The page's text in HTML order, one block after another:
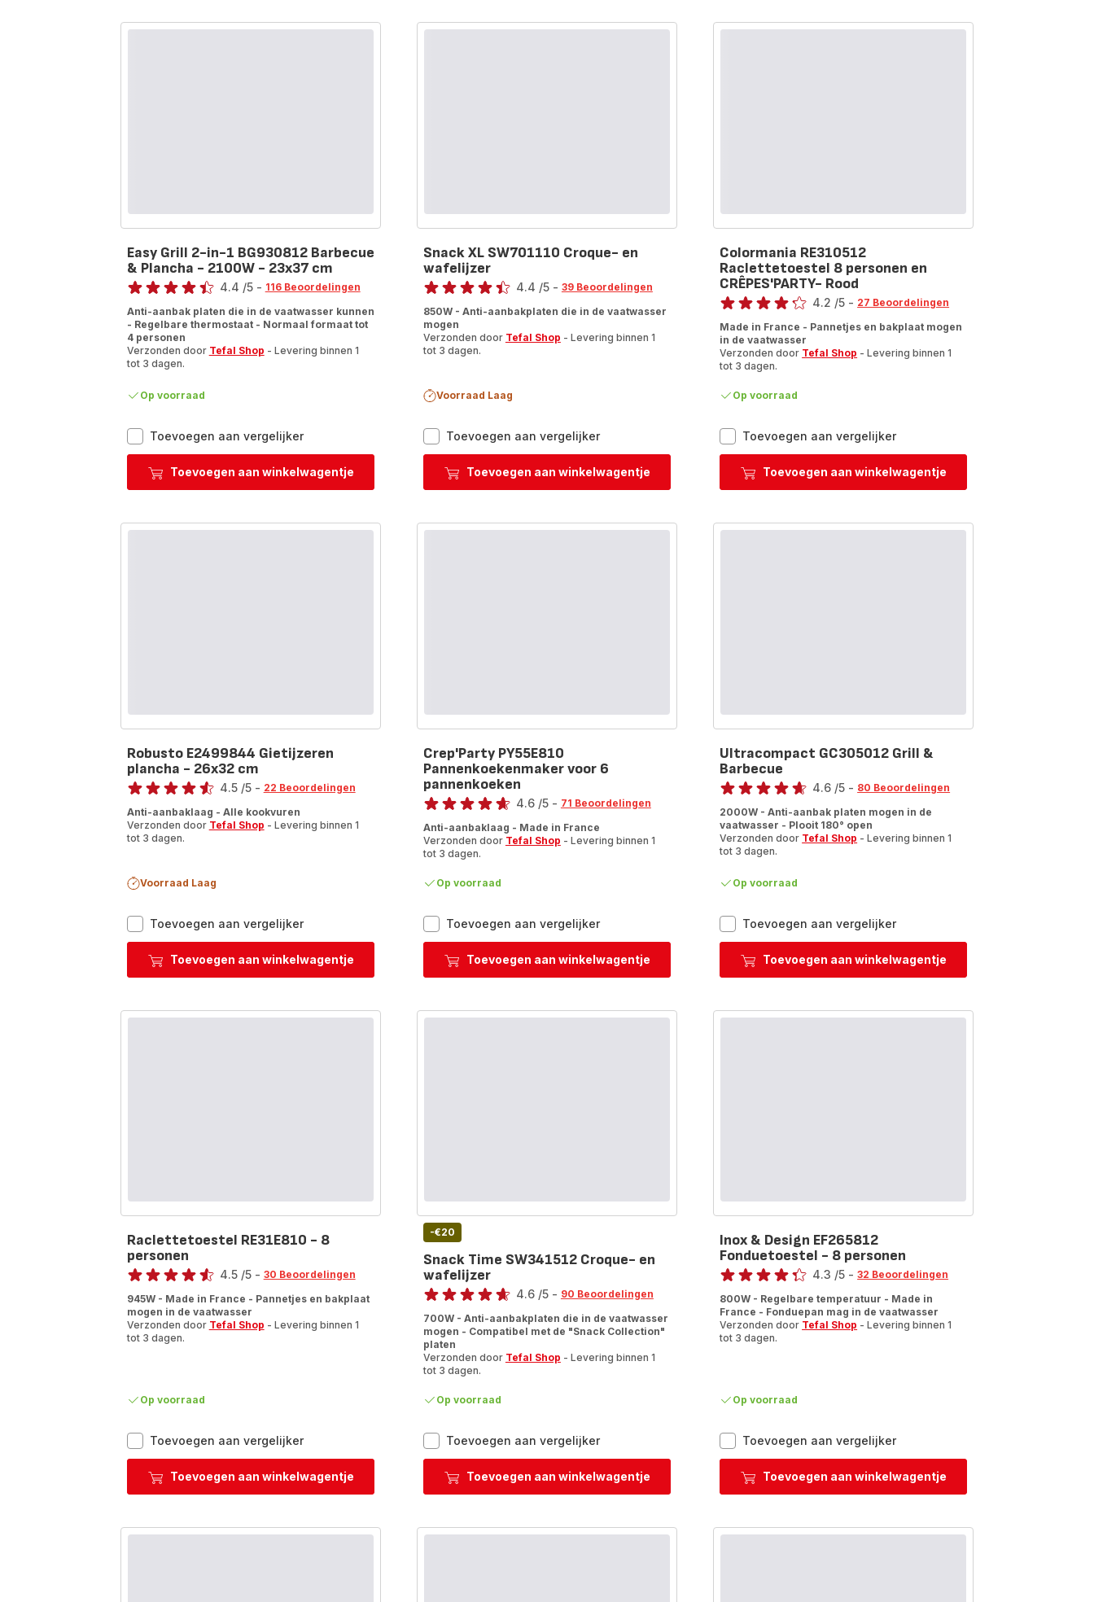
-
fonduetoestel
Toevoegen aan vergelijkerEasy
Grill
2-
Barbecue
Toevoegen aan winkelwagentje
Easy Grill 2-in-1 BG930812 Barbecue
& Plancha - 2100W - 23x37 cm
Beoordeling
4.4 /5 - 116 Beoordelingen
Anti-aanbak platen die in de vaatwasser kunnen
- Regelbare thermostaat - Normaal formaat tot
4 personen
Verzonden door Tefal Shop - Levering binnen 1
tot 3 dagen.
Op voorraad
Toevoegen aan vergelijkerSnack
XL
SW701110
Toevoegen aan winkelwagentje
Snack XL SW701110 Croque- en
wafelijzer
Beoordeling
4.4 /5 - 39 Beoordelingen
850W - Anti-aanbakplaten die in de vaatwasser
mogen
Verzonden door Tefal Shop - Levering binnen 1
tot 3 dagen.
Voorraad Laag
Toevoegen aan vergelijkerColormania
RE310512
Raclettetoestel
CRÊPES'PARTY-
Toevoegen aan winkelwagentje
Colormania RE310512
Raclettetoestel 8 personen en
CRÊPES'PARTY- Rood
Beoordeling
4.2 /5 - 27 Beoordelingen
Made in France - Pannetjes en bakplaat mogen
in de vaatwasser
Verzonden door Tefal Shop - Levering binnen 1
tot 3 dagen.
Op voorraad
Toevoegen aan vergelijkerRobusto
E2499844
Gietijzeren
cm
Toevoegen aan winkelwagentje
Robusto E2499844 Gietijzeren
plancha - 26x32 cm
Beoordeling
4.5 /5 - 22 Beoordelingen
Anti-aanbaklaag - Alle kookvuren
Verzonden door Tefal Shop - Levering binnen 1
tot 3 dagen.
Voorraad Laag
Toevoegen aan vergelijkerCrep'Party
PY55E810
Pannenkoekenmaker
Toevoegen aan winkelwagentje
Crep'Party PY55E810
Pannenkoekenmaker voor 6
pannenkoeken
Beoordeling
4.6 /5 - 71 Beoordelingen
Anti-aanbaklaag - Made in France
Verzonden door Tefal Shop - Levering binnen 1
tot 3 dagen.
Op voorraad
Toevoegen aan vergelijkerUltracompact
GC305012
Grill
Toevoegen aan winkelwagentje
Ultracompact GC305012 Grill &
Barbecue
Beoordeling
4.6 /5 - 80 Beoordelingen
2000W - Anti-aanbak platen mogen in de
vaatwasser - Plooit 180° open
Verzonden door Tefal Shop - Levering binnen 1
tot 3 dagen.
Op voorraad
Toevoegen aan vergelijkerRaclettetoestel
RE31E810
-
Toevoegen aan winkelwagentje
Raclettetoestel RE31E810 - 8
personen
Beoordeling
4.5 /5 - 30 Beoordelingen
945W - Made in France - Pannetjes en bakplaat
mogen in de vaatwasser
Verzonden door Tefal Shop - Levering binnen 1
tot 3 dagen.
Op voorraad
Toevoegen aan vergelijkerSnack
Time
SW341512
Toevoegen aan winkelwagentje
-€20
Snack Time SW341512 Croque- en
wafelijzer
Beoordeling
4.6 /5 - 90 Beoordelingen
700W - Anti-aanbakplaten die in de vaatwasser
mogen - Compatibel met de "Snack Collection"
platen
Verzonden door Tefal Shop - Levering binnen 1
tot 3 dagen.
Op voorraad
Toevoegen aan vergelijkerInox
&
Design
8
Toevoegen aan winkelwagentje
Inox & Design EF265812
Fonduetoestel - 8 personen
Beoordeling
4.3 /5 - 32 Beoordelingen
800W - Regelbare temperatuur - Made in
France - Fonduepan mag in de vaatwasser
Verzonden door Tefal Shop - Levering binnen 1
tot 3 dagen.
Op voorraad